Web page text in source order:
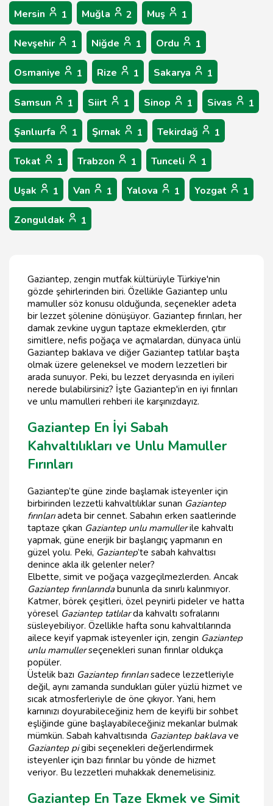
Mersin 1 Muğla 2 Muş 1
Nevşehir 1 Niğde 1 Ordu 1
Osmaniye 1 Rize 1 Sakarya 1
Samsun 1 Siirt 1 Sinop 1 Sivas 1
Şanlıurfa 1 Şırnak 1 Tekirdağ 1
Tokat 1 Trabzon 1 Tunceli 1
Uşak 1 Van 1 Yalova 1 Yozgat 1
Zonguldak 1
Gaziantep, zengin mutfak kültürüyle Türkiye'nin
gözde şehirlerinden biri. Özellikle Gaziantep unlu
mamuller söz konusu olduğunda, seçenekler adeta
bir lezzet şölenine dönüşüyor. Gaziantep fırınları, her
damak zevkine uygun taptaze ekmeklerden, çıtır
simitlere, nefis poğaça ve açmalardan, dünyaca ünlü
Gaziantep baklava ve diğer Gaziantep tatlılar başta
olmak üzere geleneksel ve modern lezzetleri bir
arada sunuyor. Peki, bu lezzet deryasında en iyileri
nerede bulabilirsiniz? İşte Gaziantep'in en iyi fırınları
ve unlu mamulleri rehberi ile karşınızdayız.
Gaziantep En İyi Sabah
Kahvaltılıkları ve Unlu Mamuller
Fırınları
Gaziantep’te güne zinde başlamak isteyenler için
birbirinden lezzetli kahvaltılıklar sunan Gaziantep
fırınlarıadeta bir cennet. Sabahın erken saatlerinde
taptaze çıkan Gaziantep unlu mamullerile kahvaltı
yapmak, güne enerjik bir başlangıç yapmanın en
güzel yolu. Peki, Gaziantep’te sabah kahvaltısı
denince akla ilk gelenler neler?
Elbette, simit ve poğaça vazgeçilmezlerden. Ancak
Gaziantep fırınlarındabununla da sınırlı kalınmıyor.
Katmer, börek çeşitleri, özel peynirli pideler ve hatta
yöresel Gaziantep tatlılarda kahvaltı sofralarını
süsleyebiliyor. Özellikle hafta sonu kahvaltılarında
ailece keyif yapmak isteyenler için, zengin Gaziantep
unlu mamullerseçenekleri sunan fırınlar oldukça
popüler.
Üstelik bazı Gaziantep fırınlarısadece lezzetleriyle
değil, aynı zamanda sundukları güler yüzlü hizmet ve
sıcak atmosferleriyle de öne çıkıyor. Yani, hem
karnınızı doyurabileceğiniz hem de keyifli bir sohbet
eşliğinde güne başlayabileceğiniz mekanlar bulmak
mümkün. Sabah kahvaltısında Gaziantep baklavave
Gaziantep pigibi seçenekleri değerlendirmek
isteyenler için bazı fırınlar bu yönde de hizmet
veriyor. Bu lezzetleri muhakkak denemelisiniz.
Gaziantep En Taze Ekmek ve Simit